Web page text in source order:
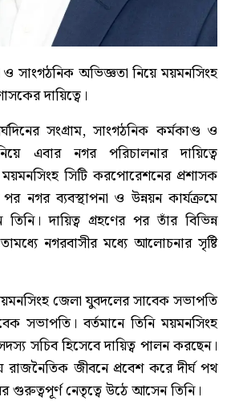
সাংগঠনিক অভিজ্ঞতা নিয়ে ময়মনসিংহ
দায়িত্বে।
সংগ্রাম, সাংগঠনিক কর্মকাণ্ড ও
এবার নগর পরিচালনার দায়িত্বে
সিটি করপোরেশনের প্রশাসক
পর নগর ব্যবস্থাপনা ও উন্নয়ন কার্যক্রমে
দায়িত্ব গ্রহণের পর তাঁর বিভিন্ন
নগরবাসীর মধ্যে আলোচনার সৃষ্টি
জেলা যুবদলের সাবেক সভাপতি
সভাপতি। বর্তমানে তিনি ময়মনসিংহ
সচিব হিসেবে দায়িত্ব পালন করছেন।
রাজনৈতিক জীবনে প্রবেশ করে দীর্ঘ পথ
গুরুত্বপূর্ণ নেতৃত্বে উঠে আসেন তিনি।